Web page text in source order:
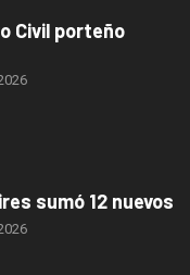
Civil porteño
sumó 12 nuevos